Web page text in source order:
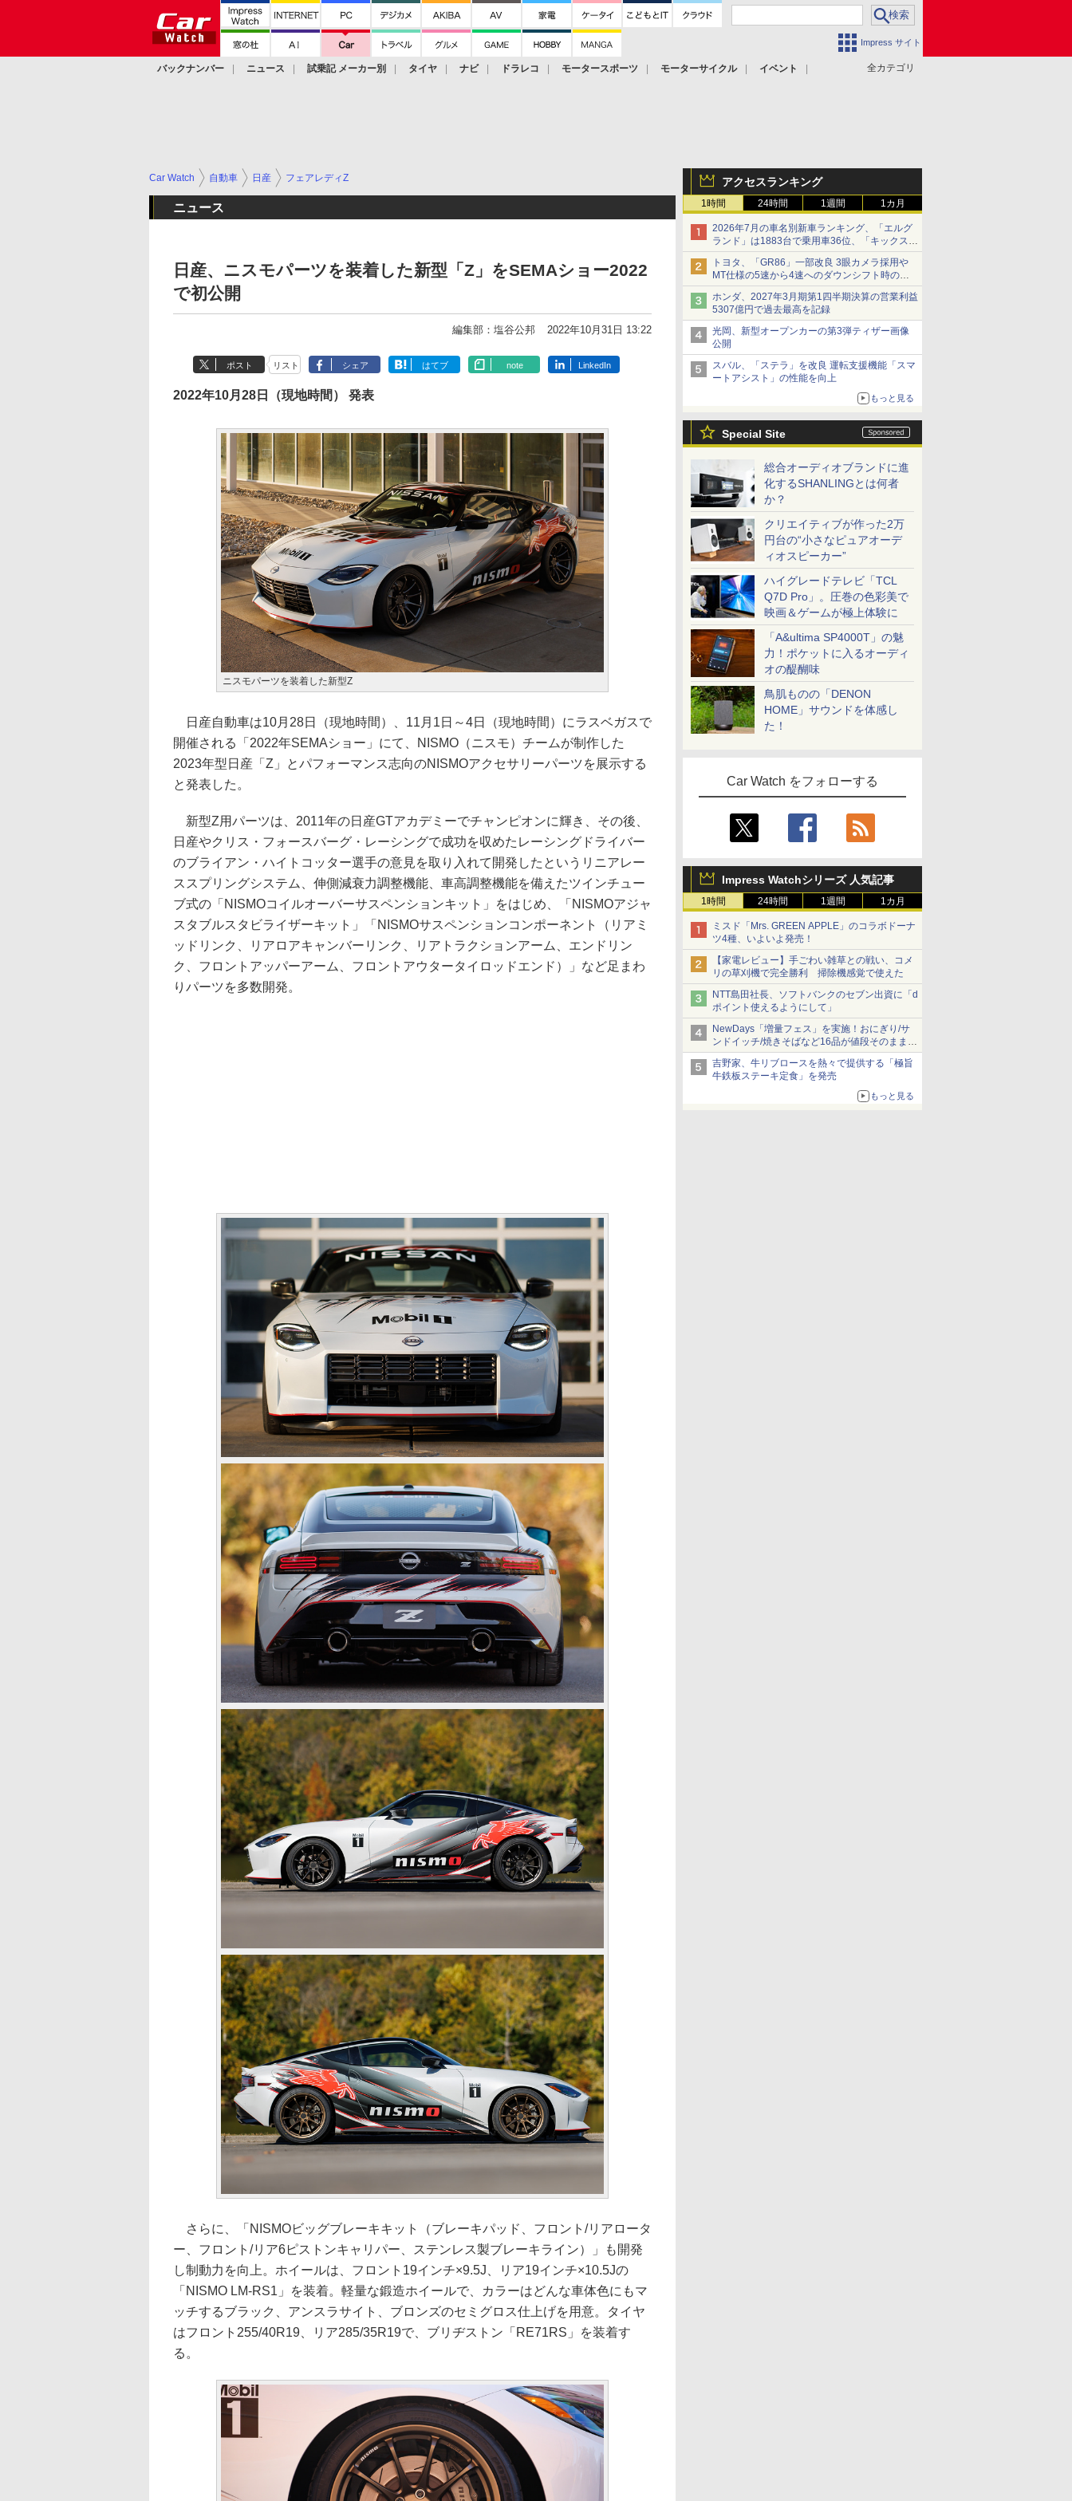
Impress サイト
全カテゴリ
バックナンバー ニュース 試乗記 メーカー別 タイヤ ナビ ドラレコ モータースポーツ モーターサイクル
イベント
アクセスランキング
1時間 24時間 1週間 1カ月
2026年7月の車名別新車ランキング、「エルグ
ランド」は1883台で乗用車36位、「キックス」
は2591台で27位に
トヨタ、「GR86」一部改良 3眼カメラ採用や
MT仕様の5速から4速へのダウンシフト時の操
作性向上など
ホンダ、2027年3月期第1四半期決算の営業利益
5307億円で過去最高を記録
光岡、新型オープンカーの第3弾ティザー画像
公開
スバル、「ステラ」を改良 運転支援機能「スマ
ートアシスト」の性能を向上
もっと見る
Special Site
総合オーディオブランドに進
化するSHANLINGとは何者
か？
クリエイティブが作った2万
円台の“小さなピュアオーデ
ィオスピーカー”
ハイグレードテレビ「TCL
Q7D Pro」。圧巻の色彩美で
映画＆ゲームが極上体験に
「A&ultima SP4000T」の魅
力！ポケットに入るオーディ
オの醍醐味
鳥肌ものの「DENON
HOME」サウンドを体感し
た！
Car Watch をフォローする
Impress Watchシリーズ 人気記事
1時間 24時間 1週間 1カ月
ミスド「Mrs. GREEN APPLE」のコラボドーナ
ツ4種、いよいよ発売！
【家電レビュー】手ごわい雑草との戦い、コメ
リの草刈機で完全勝利 掃除機感覚で使えた
NTT島田社長、ソフトバンクのセブン出資に「d
ポイント使えるようにして」
NewDays「増量フェス」を実施！おにぎり/サ
ンドイッチ/焼きそばなど16品が値段そのままで
ボリュームアップ
吉野家、牛リブロースを熱々で提供する「極旨
牛鉄板ステーキ定食」を発売
もっと見る
Car Watch 自動車 日産 フェアレディZ
ニュース
日産、ニスモパーツを装着した新型「Z」をSEMAショー2022
で初公開
編集部：塩谷公邦 2022年10月31日 13:22
ポスト リスト シェア はてブ note LinkedIn
2022年10月28日（現地時間） 発表
ニスモパーツを装着した新型Z
日産自動車は10月28日（現地時間）、11月1日～4日（現地時間）にラスベガスで
開催される「2022年SEMAショー」にて、NISMO（ニスモ）チームが制作した
2023年型日産「Z」とパフォーマンス志向のNISMOアクセサリーパーツを展示する
と発表した。
新型Z用パーツは、2011年の日産GTアカデミーでチャンピオンに輝き、その後、
日産やクリス・フォースバーグ・レーシングで成功を収めたレーシングドライバー
のブライアン・ハイトコッター選手の意見を取り入れて開発したというリニアレー
ススプリングシステム、伸側減衰力調整機能、車高調整機能を備えたツインチュー
ブ式の「NISMOコイルオーバーサスペンションキット」をはじめ、「NISMOアジャ
スタブルスタビライザーキット」「NISMOサスペンションコンポーネント（リアミ
ッドリンク、リアロアキャンバーリンク、リアトラクションアーム、エンドリン
ク、フロントアッパーアーム、フロントアウタータイロッドエンド）」など足まわ
りパーツを多数開発。
さらに、「NISMOビッグブレーキキット（ブレーキパッド、フロント/リアロータ
ー、フロント/リア6ピストンキャリパー、ステンレス製ブレーキライン）」も開発
し制動力を向上。ホイールは、フロント19インチ×9.5J、リア19インチ×10.5Jの
「NISMO LM-RS1」を装着。軽量な鍛造ホイールで、カラーはどんな車体色にもマ
ッチするブラック、アンスラサイト、ブロンズのセミグロス仕上げを用意。タイヤ
はフロント255/40R19、リア285/35R19で、ブリヂストン「RE71RS」を装着す
る。